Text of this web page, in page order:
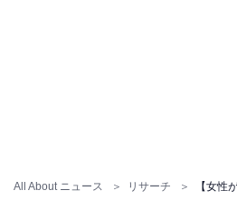
All About ニュース リサーチ